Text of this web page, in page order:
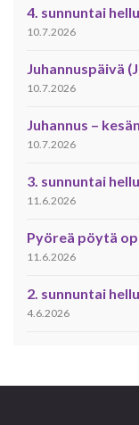
4. sunnuntai
10.7.2026
Juhannuspäivä
10.7.2026
Juhannus –
10.7.2026
3. sunnuntai
11.6.2026
Pyöreä pöytä
11.6.2026
2. sunnuntai
4.6.2026